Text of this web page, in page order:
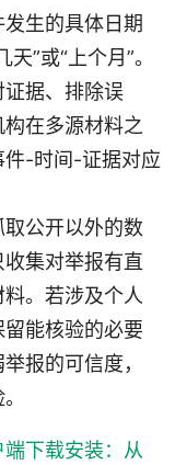
生的具体日期
”或“上个月”。
据、排除误
在多源材料之
件-时间-证据对应
公开以外的数
集对举报有直
。若涉及个人
能核验的必要
报的可信度，
下载安装：从